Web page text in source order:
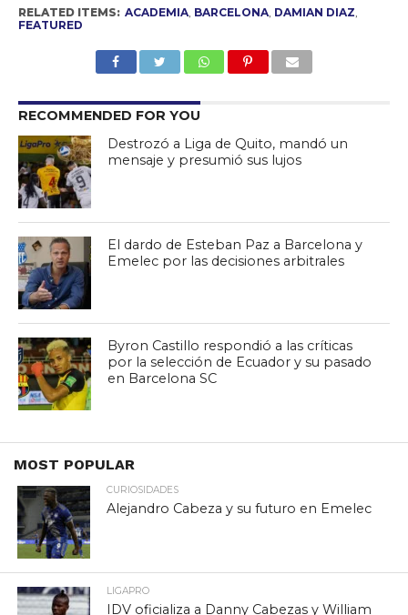
RELATED ITEMS: ACADEMIA, BARCELONA, DAMIAN DIAZ
FEATURED
RECOMMENDED FOR YOU
Destrozó a Liga de Quito, mandó un
mensaje y presumió sus lujos
El dardo de Esteban Paz a Barcelona y
Emelec por las decisiones arbitrales
Byron Castillo respondió a las críticas
por la selección de Ecuador y su pasado
en Barcelona SC
MOST POPULAR
CURIOSIDADES
Alejandro Cabeza y su futuro en Emelec
LIGAPRO
IDV oficializa a Danny Cabezas y William